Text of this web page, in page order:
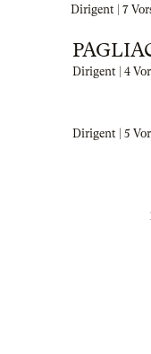
Dirigent | 7
Dirigent | 4
Dirigent | 5